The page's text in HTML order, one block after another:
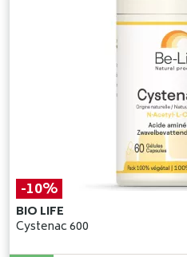
-10%
BIO LIFE
Cystenac 600